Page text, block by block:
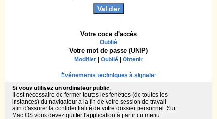
Votre code d'accès
Oublié
Votre mot de passe (UNIP)
Modifier Oublié Obtenir
Événements techniques à signaler
Si vous utilisez un ordinateur public,
Il est nécessaire de fermer toutes les fenêtres (de toutes les
instances) du navigateur à la fin de votre session de travail
afin d'assurer la confidentialité de votre dossier personnel. Sur
Mac OS vous devez quitter l'application à partir du menu.